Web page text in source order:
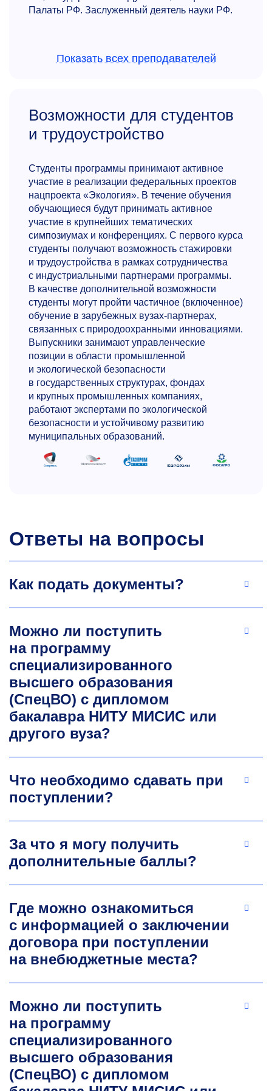
Палаты РФ. Заслуженный деятель науки РФ.
Андрей Игоревич Воронин
Центра стратегических инициатив НИТУ
МИСИС
Член координационного совета по делам
молодежи в научной и образовательной
сферах Совета при Президенте Российской
Федерации по науке и образованию. Ведущий
эксперт в России по популяризации науки.
voronin@misis.ru
Александр Евгеньевич
Закондырин
и экологии горного производства горного
Генеральный директор ассоциации
российский эксперт в области общественной
деятельности промышленных предприятий
+7 499 230-25-56
Книжников
Эксперт по экологической ответственности
бизнеса
по выстраиванию стратегий устойчивого
развития и социальной ответственности
Константин Сергеевич
Коликов
Д.т.н., доцент, заведующийкафедрой
безопасности и экологии горного производства
Показать всех преподавателей
Возможности для студентов
и трудоустройство
Студенты программы принимают активное
участие в реализации федеральных проектов
нацпроекта «Экология». В течение обучения
обучающиеся будут принимать активное
участие в крупнейших тематических
симпозиумах и конференциях. С первого курса
студенты получают возможность стажировки
и трудоустройства в рамках сотрудничества
с индустриальными партнерами программы.
В качестве дополнительной возможности
студенты могут пройти частичное (включенное)
обучение в зарубежных вузах-партнерах,
связанных с природоохранными инновациями.
Выпускники занимают управленческие
позиции в области промышленной
и экологической безопасности
в государственных структурах, фондах
и крупных промышленных компаниях,
работают экспертами по экологической
безопасности и устойчивому развитию
муниципальных образований.
Ответы на вопросы
Как подать документы?
Можно ли поступить
на программу
специализированного
высшего образования
(СпецВО) с дипломом
бакалавра НИТУ МИСИС или
другого вуза?
Что необходимо сдавать при
поступлении?
За что я могу получить
дополнительные баллы?
Где можно ознакомиться
с информацией о заключении
договора при поступлении
на внебюджетные места?
Можно ли поступить
на программу
специализированного
высшего образования
(СпецВО) с дипломом